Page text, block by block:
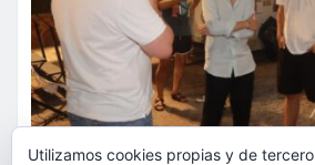
Utilizamos cookies propias y de